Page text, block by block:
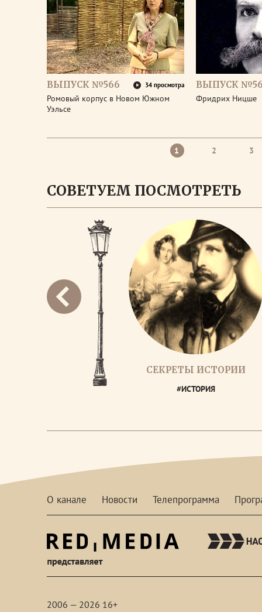
ВЫПУСК №566 34 просмотра
Ромовый корпус в Новом Южном
Уэльсе
ВЫПУСК
Фридрих Ницше
1 2 3
СОВЕТУЕМ ПОСМОТРЕТЬ
СЕКРЕТЫ ИСТОРИИ
#ИСТОРИЯ
О канале Новости Телепрограмма
2006 — 2026 16+